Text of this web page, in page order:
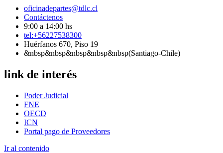
oficinadepartes@tdlc.cl
Contáctenos
9:00 a 14:00 hs
tel:+56227538300
Huérfanos 670, Piso 19
&nbsp&nbsp&nbsp&nbsp&nbsp(Santiago-Chile)
link de interés
Poder Judicial
FNE
OECD
ICN
Portal pago de Proveedores
Ir al contenido